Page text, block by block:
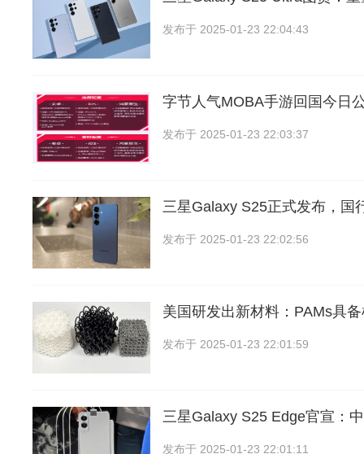
发布于 2025-01-23 22:04:43
字节人气MOBA手游回国今日
发布于 2025-01-23 22:03:37
三星Galaxy S25正式发布，国
发布于 2025-01-23 22:02:56
美国研发出新材料：PAMs具
发布于 2025-01-23 22:01:59
三星Galaxy S25 Edge官宣：
发布于 2025-01-23 22:01:11